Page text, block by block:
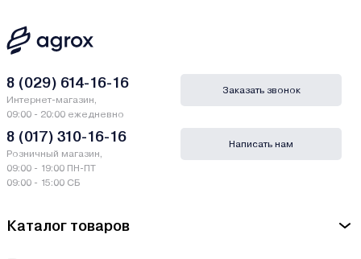
Каталог товаров
8 (029) 614-16-16
Интернет-магазин,
09:00 - 20:00 ежедневно
8 (017) 310-16-16
Розничный магазин,
09:00 - 19:00 ПН-ПТ
09:00 - 15:00 СБ
Заказать звонок
Написать нам